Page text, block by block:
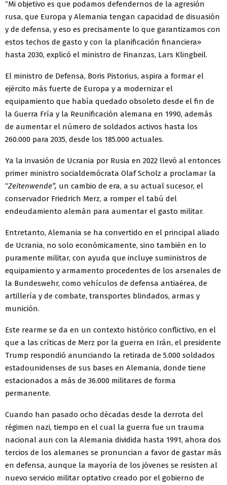
“Mi objetivo es que podamos defendernos de la agresión
rusa, que Europa y Alemania tengan capacidad de disuasión
y de defensa, y eso es precisamente lo que garantizamos con
estos techos de gasto y con la planificación financiera»
hasta 2030, explicó el ministro de Finanzas, Lars Klingbeil.
El ministro de Defensa, Boris Pistorius, aspira a formar el
ejército más fuerte de Europa y a modernizar el
equipamiento que había quedado obsoleto desde el fin de
la Guerra Fría y la Reunificación alemana en 1990, además
de aumentar el número de soldados activos hasta los
260.000 para 2035, desde los 185.000 actuales.
Ya la invasión de Ucrania por Rusia en 2022 llevó al entonces
primer ministro socialdemócrata Olaf Scholz a proclamar la
“Zeitenwende”, un cambio de era, a su actual sucesor, el
conservador Friedrich Merz, a romper el tabú del
endeudamiento alemán para aumentar el gasto militar.
Entretanto, Alemania se ha convertido en el principal aliado
de Ucrania, no solo económicamente, sino también en lo
puramente militar, con ayuda que incluye suministros de
equipamiento y armamento procedentes de los arsenales de
la Bundeswehr, como vehículos de defensa antiaérea, de
artillería y de combate, transportes blindados, armas y
munición.
Este rearme se da en un contexto histórico conflictivo, en el
que a las críticas de Merz por la guerra en Irán, el presidente
Trump respondió anunciando la retirada de 5.000 soldados
estadounidenses de sus bases en Alemania, donde tiene
estacionados a más de 36.000 militares de forma
permanente.
Cuando han pasado ocho décadas desde la derrota del
régimen nazi, tiempo en el cual la guerra fue un trauma
nacional aun con la Alemania dividida hasta 1991, ahora dos
tercios de los alemanes se pronuncian a favor de gastar más
en defensa, aunque la mayoría de los jóvenes se resisten al
nuevo servicio militar optativo creado por el gobierno de